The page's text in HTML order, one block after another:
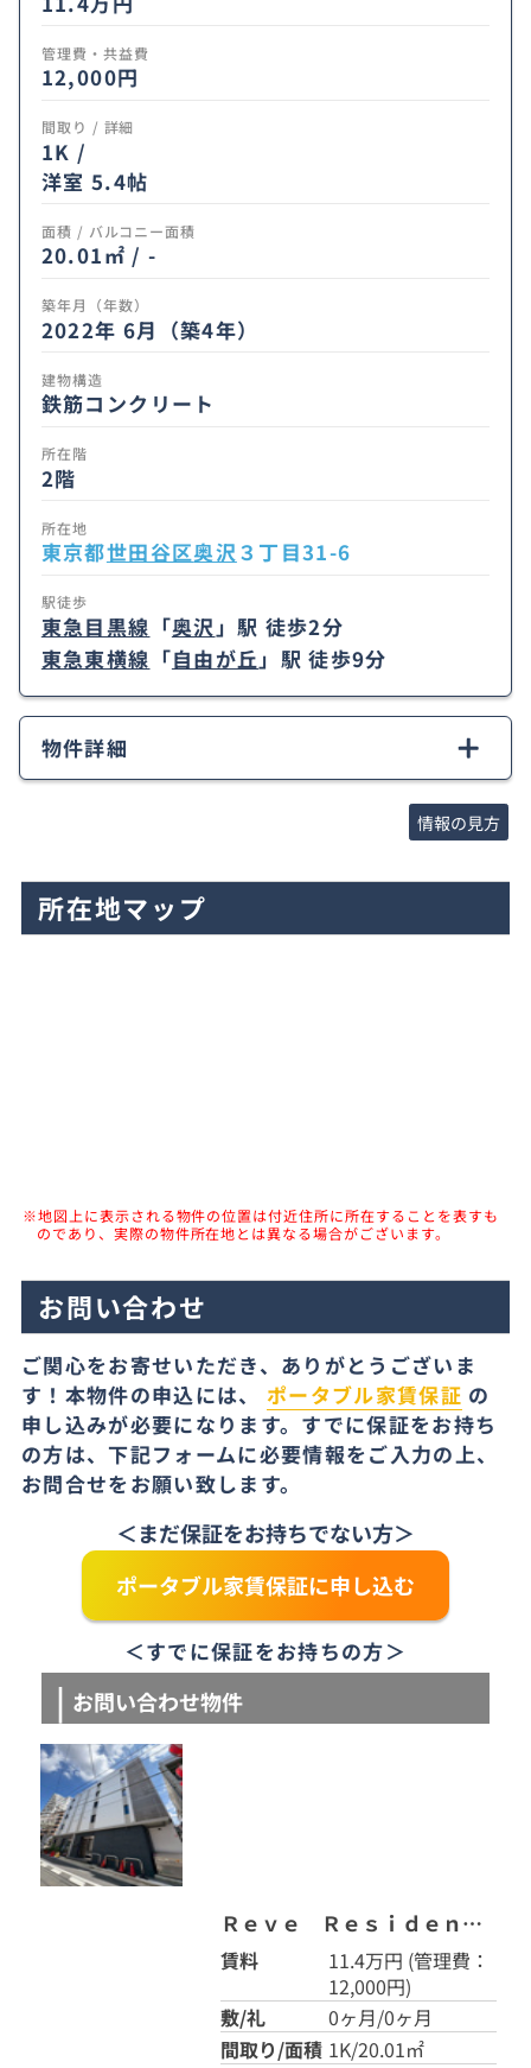
管理費・共益費
12,000円
間取り / 詳細
1K /
洋室 5.4帖
面積 / バルコニー面積
20.01㎡ / -
築年月（年数）
2022年 6月（築4年）
建物構造
鉄筋コンクリート
所在階
2階
所在地
東京都世田谷区奥沢３丁目31-6
駅徒歩
東急目黒線 「奥沢 」駅 徒歩2分
東急東横線 「自由が丘」駅 徒歩9分
物件詳細
情報の見方
所在地マップ
※地図上に表示される物件の位置は付近住所に所在することを表すも
のであり、実際の物件所在地とは異なる場合がございます。
お問い合わせ
ご関心をお寄せいただき、ありがとうございま
す！本物件の申込には、 ポータブル家賃保証 の
申し込みが必要になります。すでに保証をお持ち
の方は、下記フォームに必要情報をご入力の上、
お問合せをお願い致します。
＜まだ保証をお持ちでない方＞
ポータブル家賃保証に申し込む
＜すでに保証をお持ちの方＞
お問い合わせ物件
Ｒｅｖｅ Ｒｅｓｉｄｅｎｃｅ 自由が丘 202
賃料 11.4万円 (管理費：
12,000円)
敷/礼
0ヶ月/0ヶ月
間取り/面積 1K/20.01㎡